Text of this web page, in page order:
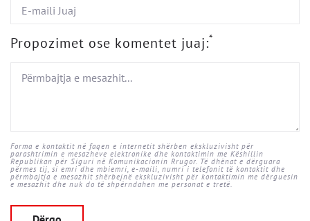
Propozimet ose komentet juaj:*
Forma e kontaktit në faqen e internetit shërben ekskluzivisht për
parashtrimin e mesazheve elektronike dhe kontaktimin me Këshillin
Republikan për Siguri në Komunikacionin Rrugor. Të dhënat e dërguara
përmes tij, si emri dhe mbiemri, e-maili, numri i telefonit të kontaktit dhe
përmbajtja e mesazhit shërbejnë ekskluzivisht për kontaktimin me dërguesin
e mesazhit dhe nuk do të shpërndahen me personat e tretë.